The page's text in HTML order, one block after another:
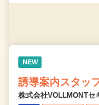
NEW
誘導案内スタッ
株式会社VOLLMONTセ